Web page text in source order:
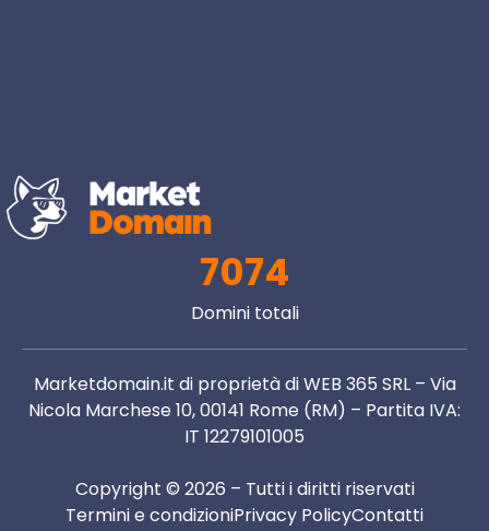
7074
Domini totali
Marketdomain.it di proprietà di WEB 365 SRL – Via
Nicola Marchese 10, 00141 Rome (RM) – Partita IVA:
IT 12279101005
Copyright © 2026 – Tutti i diritti riservati
Termini e condizioniPrivacy PolicyContatti